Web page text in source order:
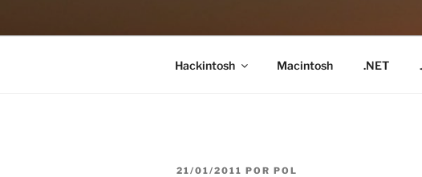
Hackintosh Macintosh .NET
PUBLICADO
21/01/2011 POR POL